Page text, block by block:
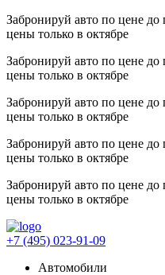
Забронируй авто по цене
цены только в октябре
Забронируй авто по цене
цены только в октябре
Забронируй авто по цене
цены только в октябре
Забронируй авто по цене
цены только в октябре
Забронируй авто по цене
цены только в октябре
+7 (495) 023-91-09
Автомобили